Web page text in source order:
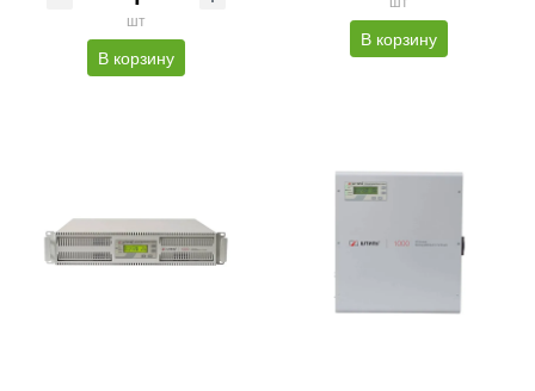
шт
В корзину
В корзину